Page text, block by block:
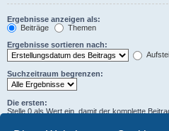
Ergebnisse anzeigen als:
Beiträge
Themen
Ergebnisse sortieren nach:
Suchzeitraum begrenzen:
Die ersten:
Stelle 0 als Wert ein, damit der komplette